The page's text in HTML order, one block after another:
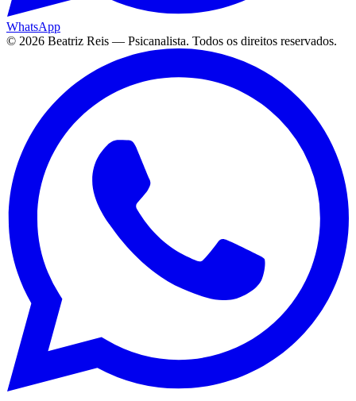
WhatsApp
© 2026 Beatriz Reis — Psicanalista. Todos os direitos reservados.